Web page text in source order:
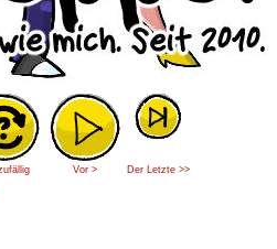
Vor > Der Letzte >>